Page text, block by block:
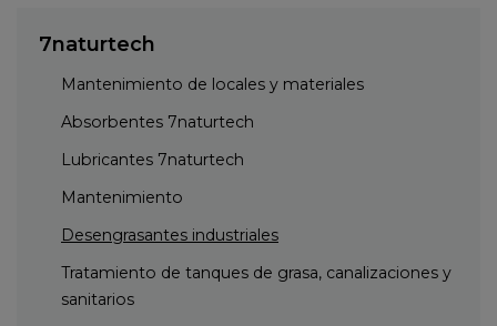
7naturtech
Mantenimiento de locales y materiales
Absorbentes 7naturtech
Lubricantes 7naturtech
Mantenimiento
Desengrasantes industriales
Tratamiento de tanques de grasa, canalizaciones y
sanitarios